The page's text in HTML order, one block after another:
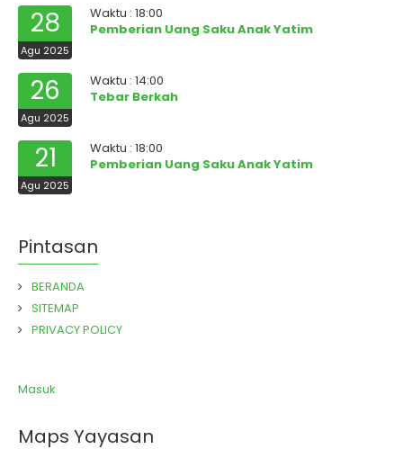
28
Agu 2025
Waktu : 18:00
Pemberian Uang Saku Anak Yatim
26
Agu 2025
Waktu : 14:00
Tebar Berkah
21
Agu 2025
Waktu : 18:00
Pemberian Uang Saku Anak Yatim
Pintasan
BERANDA
SITEMAP
PRIVACY POLICY
Masuk
Maps Yayasan